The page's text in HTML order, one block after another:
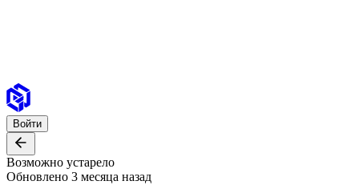
Войти
Возможно устарело
Обновлено 3 месяца назад